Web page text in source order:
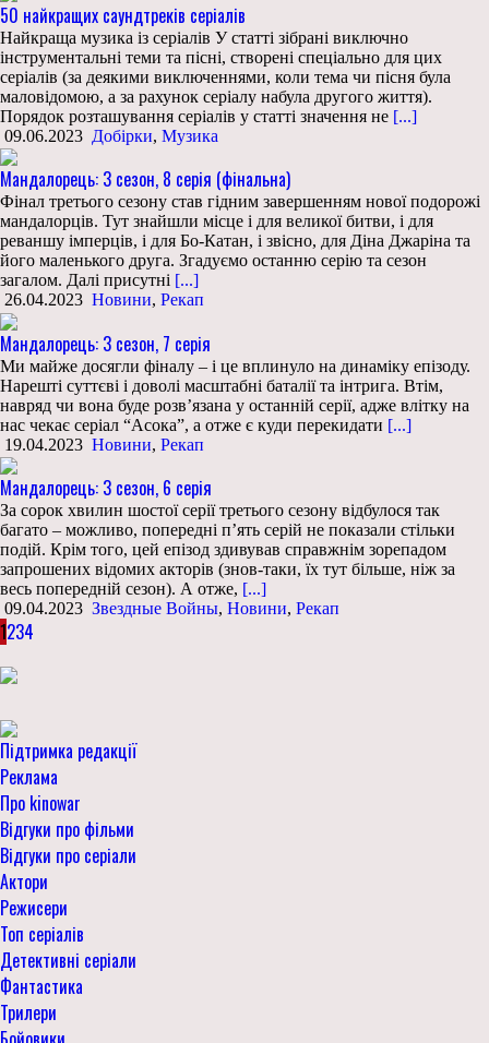
50 найкращих саундтреків серіалів
Найкраща музика із серіалів У статті зібрані виключно
інструментальні теми та пісні, створені спеціально для цих
серіалів (за деякими виключеннями, коли тема чи пісня була
маловідомою, а за рахунок серіалу набула другого життя).
Порядок розташування серіалів у статті значення не [...]
09.06.2023 Добірки, Музика
Мандалорець: 3 сезон, 8 серія (фінальна)
Фінал третього сезону став гідним завершенням нової подорожі
мандалорців. Тут знайшли місце і для великої битви, і для
реваншу імперців, і для Бо-Катан, і звісно, для Діна Джаріна та
його маленького друга. Згадуємо останню серію та сезон
загалом. Далі присутні [...]
26.04.2023 Новини, Рекап
Мандалорець: 3 сезон, 7 серія
Ми майже досягли фіналу – і це вплинуло на динаміку епізоду.
Нарешті суттєві і доволі масштабні баталії та інтрига. Втім,
навряд чи вона буде розв’язана у останній серії, адже влітку на
нас чекає серіал “Асока”, а отже є куди перекидати [...]
19.04.2023 Новини, Рекап
Мандалорець: 3 сезон, 6 серія
За сорок хвилин шостої серії третього сезону відбулося так
багато – можливо, попередні п’ять серій не показали стільки
подій. Крім того, цей епізод здивував справжнім зорепадом
запрошених відомих акторів (знов-таки, їх тут більше, ніж за
весь попередній сезон). А отже, [...]
09.04.2023 Звездные Войны, Новини, Рекап
1234
Підтримка редакції
Реклама
Про kinowar
Відгуки про фільми
Відгуки про серіали
Актори
Режисери
Топ серіалів
Детективні серіали
Фантастика
Трилери